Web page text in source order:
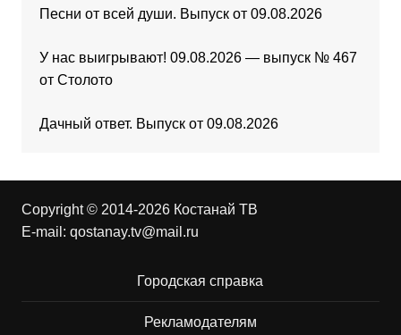
Песни от всей души. Выпуск от 09.08.2026
У нас выигрывают! 09.08.2026 — выпуск № 467
от Столото
Дачный ответ. Выпуск от 09.08.2026
Copyright © 2014-2026 Костанай ТВ
E-mail: qostanay.tv@mail.ru
Городская справка
Рекламодателям